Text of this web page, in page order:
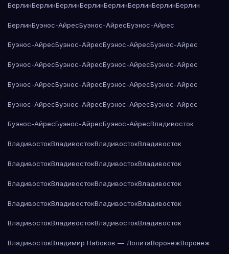
БерлинБерлинБерлинБерлинБерлинБерлинБерлинБерлин
БерлинБуэнос-АйресБуэнос-АйресБуэнос-Айрес
Буэнос-АйресБуэнос-АйресБуэнос-АйресБуэнос-Айрес
Буэнос-АйресБуэнос-АйресБуэнос-АйресБуэнос-Айрес
Буэнос-АйресБуэнос-АйресБуэнос-АйресБуэнос-Айрес
Буэнос-АйресБуэнос-АйресБуэнос-АйресБуэнос-Айрес
Буэнос-АйресБуэнос-АйресБуэнос-АйресВладивосток
ВладивостокВладивостокВладивостокВладивосток
ВладивостокВладивостокВладивостокВладивосток
ВладивостокВладивостокВладивостокВладивосток
ВладивостокВладивостокВладивостокВладивосток
ВладивостокВладивостокВладивостокВладивосток
ВладивостокВладимир Набоков — ЛолитаВоронежВоронеж